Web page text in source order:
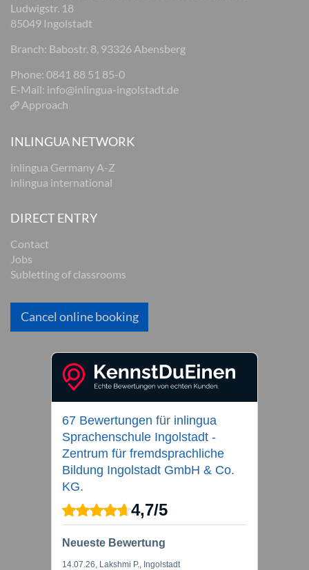
Ludwigstr. 18
85049 Ingolstadt
Branch: Babostr. 8, 93326 Abensberg
Phone: 0841 88 51 85-0
E-Mail: info@inlingua-ingolstadt.de
Approach
INLINGUA NETWORK
inlingua Germany A-Z
inlingua international
DIRECT ENTRY
Contact
Jobs
Subletting of classrooms
Cancel online booking
67 Bewertungen für inlingua
Sprachenschule Ingolstadt -
Zentrum für fremdsprachliche
Bildung Ingolstadt GmbH & Co.
KG.
4,7/5
Neueste Bewertung
14.07.26, Lakshmi P., Ingolstadt